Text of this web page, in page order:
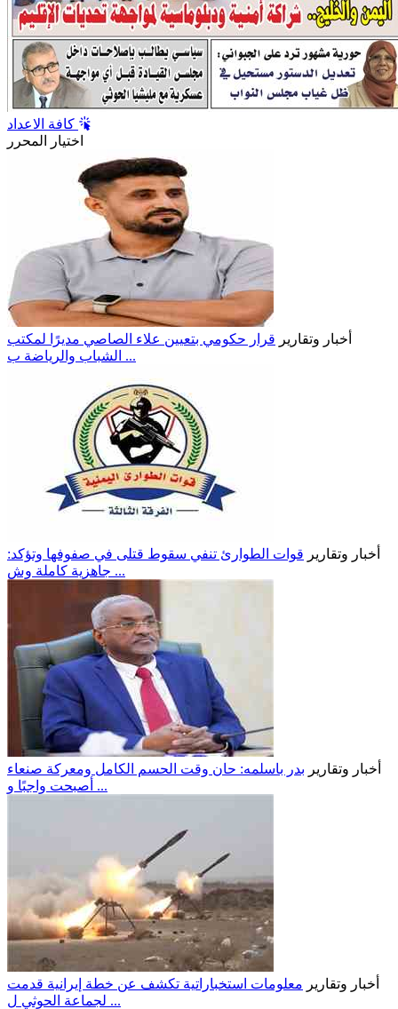
اختيار المحرر
أخبار وتقارير قرار حكومي بتعيين علاء الصاصي مديرًا لمكتب
الشباب والرياضة ب ...
أخبار وتقارير قوات الطوارئ تنفي سقوط قتلى في صفوفها وتؤكد:
جاهزية كاملة وش ...
أخبار وتقارير بدر باسلمه: حان وقت الحسم الكامل ومعركة صنعاء
أصبحت واجبًا و ...
أخبار وتقارير معلومات استخباراتية تكشف عن خطة إيرانية قدمت
لجماعة الحوثي ل ...